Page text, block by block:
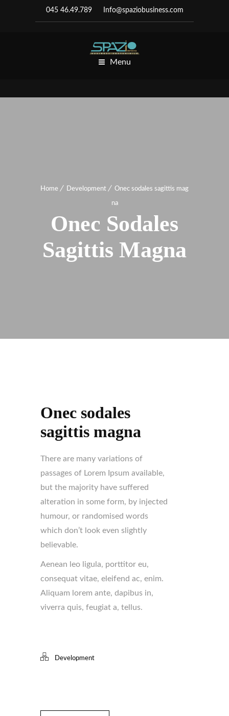
045 46.49.789 Info@spaziobusiness.com
Menu
Home Development Onec sodales sagittis mag
na
Onec Sodales
Sagittis Magna
Onec sodales
sagittis magna
There are many variations of
passages of Lorem Ipsum available,
but the majority have suffered
alteration in some form, by injected
humour, or randomised words
which don’t look even slightly
believable.
Aenean leo ligula, porttitor eu,
consequat vitae, eleifend ac, enim.
Aliquam lorem ante, dapibus in,
viverra quis, feugiat a, tellus.
Development